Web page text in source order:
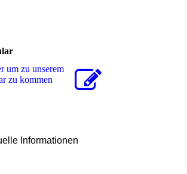
um zu unserem
zu kommen
Informationen